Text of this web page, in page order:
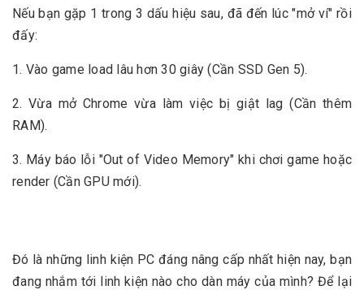
Nếu bạn gặp 1 trong 3 dấu hiệu sau, đã đến lúc "mở ví" rồi
đấy:
1. Vào game load lâu hơn 30 giây (Cần SSD Gen 5).
2. Vừa mở Chrome vừa làm việc bị giật lag (Cần thêm
RAM).
3. Máy báo lỗi "Out of Video Memory" khi chơi game hoặc
render (Cần GPU mới).
Đó là những linh kiện PC đáng nâng cấp nhất hiện nay, bạn
đang nhắm tới linh kiện nào cho dàn máy của mình? Để lại